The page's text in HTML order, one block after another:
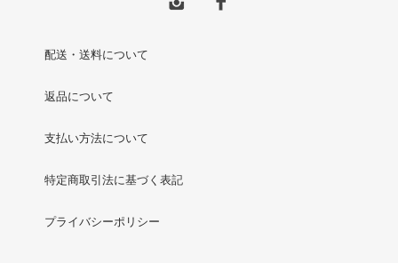
配送・送料について
返品について
支払い方法について
特定商取引法に基づく表記
プライバシーポリシー